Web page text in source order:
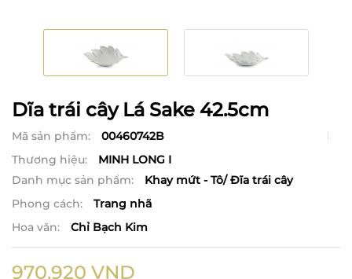
Dĩa trái cây Lá Sake 42.5cm
Mã sản phẩm:
00460742B
Thương hiệu:
MINH LONG I
Danh mục sản phẩm:
Khay mứt - Tô/ Đĩa trái cây
Phong cách:
Trang nhã
Hoa văn:
Chỉ Bạch Kim
970,920 VND